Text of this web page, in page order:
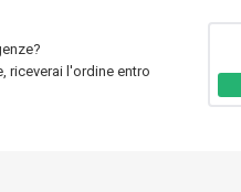
riceverai l'ordine entro